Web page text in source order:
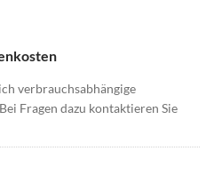
verbrauchsabhängige
Fragen dazu kontaktieren Sie